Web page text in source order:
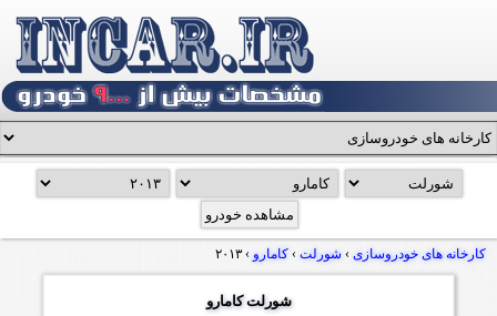
شورلت کامارو
کارخانه های خودروسازی › شورلت › کامارو › ۲۰۱۳